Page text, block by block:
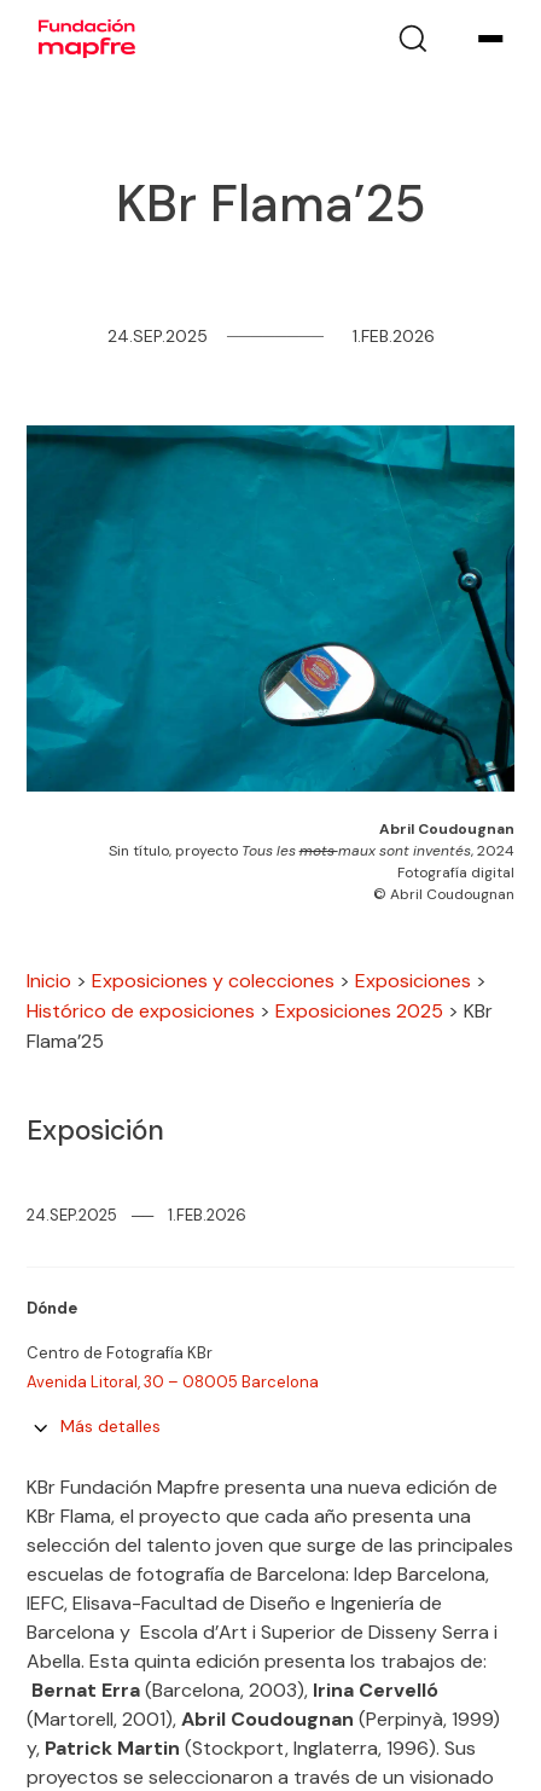
KBr Flama’25
24.SEP.2025 ────────1.FEB.2026
Abril Coudougnan
Sin título, proyecto Tous lesmotsmaux sont inventés, 2024
Fotografía digital
© Abril Coudougnan
Inicio >Exposiciones y colecciones >Exposiciones >
Histórico de exposiciones >Exposiciones 2025 >KBr
Flama’25
Exposición
24.SEP.2025──1.FEB.2026
Dónde
Centro de Fotografía KBr
Avenida Litoral, 30 – 08005 Barcelona
Más detalles
KBr Fundación Mapfre presenta una nueva edición de
KBr Flama, el proyecto que cada año presenta una
selección del talento joven que surge de las principales
escuelas de fotografía de Barcelona: Idep Barcelona,
IEFC, Elisava-Facultad de Diseño e Ingeniería de
Barcelona y Escola d’Art i Superior de Disseny Serra i
Abella. Esta quinta edición presenta los trabajos de:
Bernat Erra(Barcelona, 2003), Irina Cervelló
(Martorell, 2001),Abril Coudougnan (Perpinyà, 1999)
y, Patrick Martin (Stockport, Inglaterra, 1996). Sus
proyectos se seleccionaron a través de un visionado